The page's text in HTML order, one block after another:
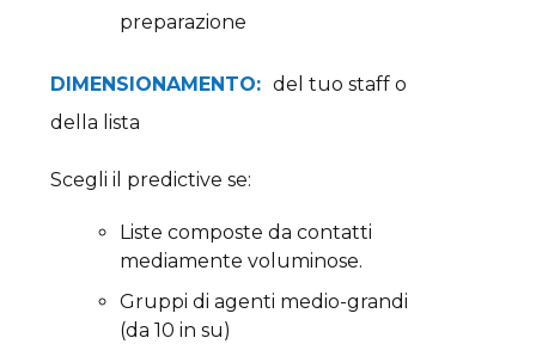
preparazione
DIMENSIONAMENTO: del tuo staff o
della lista
Scegli il predictive se:
Liste composte da contatti
mediamente voluminose.
Gruppi di agenti medio-grandi
(da 10 in su)